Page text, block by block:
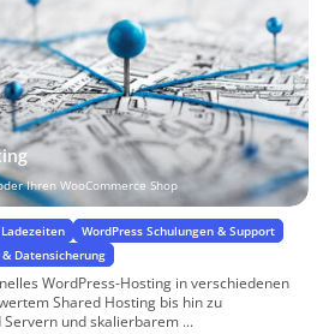
Ihren WooCommerce Shop
WordPress Schulungen & Support
Datensicherung
WordPress-Hosting in verschiedenen
Shared Hosting bis hin zu
und skalierbarem ...